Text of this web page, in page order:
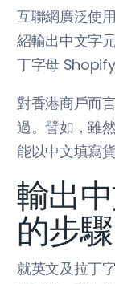
互聯網廣泛使
紹輸出中文字
丁字母 Shopify
對香港商戶而
過。譬如，雖
能以中文填寫
輸出
的步驟
就英文及拉丁